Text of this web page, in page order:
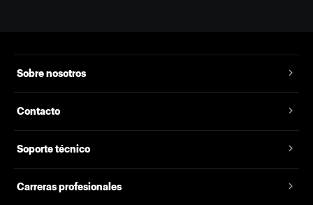
Sobre nosotros
Contacto
Soporte técnico
Carreras profesionales